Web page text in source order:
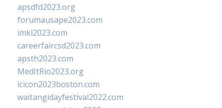
apsdfd2023.org
forumausape2023.com
imkl2023.com
careerfaircsd2023.com
apsth2023.com
MedItRio2023.org
lcicon2023boston.com
waitangidayfestival2022.com